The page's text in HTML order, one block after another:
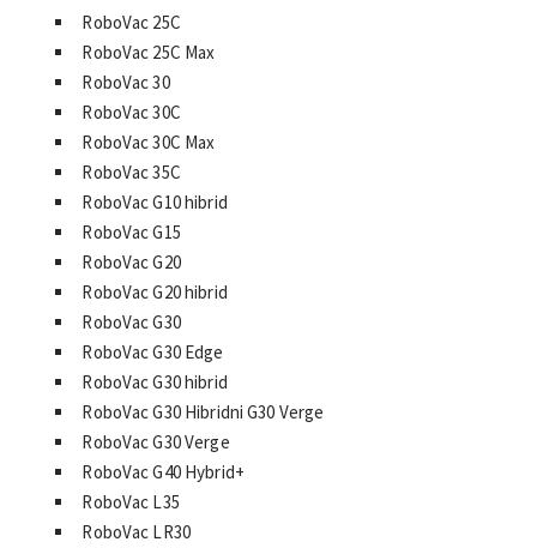
RoboVac 25C
RoboVac 25C Max
RoboVac 30
RoboVac 30C
RoboVac 30C Max
RoboVac 35C
RoboVac G10 hibrid
RoboVac G15
RoboVac G20
RoboVac G20 hibrid
RoboVac G30
RoboVac G30 Edge
RoboVac G30 hibrid
RoboVac G30 Hibridni G30 Verge
RoboVac G30 Verge
RoboVac G40 Hybrid+
RoboVac L35
RoboVac LR30